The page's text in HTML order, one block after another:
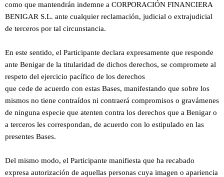
como que mantendrán indemne a CORPORACIÓN FINANCIERA
BENIGAR S.L. ante cualquier reclamación, judicial o extrajudicial
de terceros por tal circunstancia.
En este sentido, el Participante declara expresamente que responde
ante Benigar de la titularidad de dichos derechos, se compromete al
respeto del ejercicio pacífico de los derechos
que cede de acuerdo con estas Bases, manifestando que sobre los
mismos no tiene contraídos ni contraerá compromisos o gravámenes
de ninguna especie que atenten contra los derechos que a Benigar o
a terceros les correspondan, de acuerdo con lo estipulado en las
presentes Bases.
Del mismo modo, el Participante manifiesta que ha recabado
expresa autorización de aquellas personas cuya imagen o apariencia